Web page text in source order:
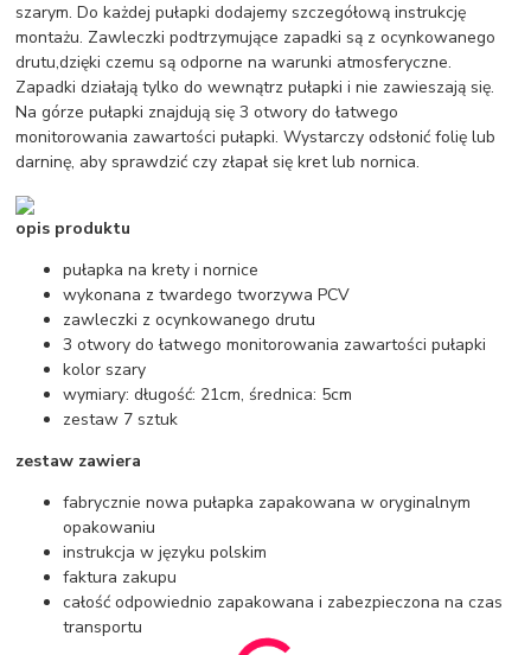
szarym. Do każdej pułapki dodajemy szczegółową instrukcję
montażu. Zawleczki podtrzymujące zapadki są z ocynkowanego
drutu,dzięki czemu są odporne na warunki atmosferyczne.
Zapadki działają tylko do wewnątrz pułapki i nie zawieszają się.
Na górze pułapki znajdują się 3 otwory do łatwego
monitorowania zawartości pułapki. Wystarczy odsłonić folię lub
darninę, aby sprawdzić czy złapał się kret lub nornica.
opis produktu
pułapka na krety i nornice
wykonana z twardego tworzywa PCV
zawleczki z ocynkowanego drutu
3 otwory do łatwego monitorowania zawartości pułapki
kolor szary
wymiary: długość: 21cm, średnica: 5cm
zestaw 7 sztuk
zestaw zawiera
fabrycznie nowa pułapka zapakowana w oryginalnym
opakowaniu
instrukcja w języku polskim
faktura zakupu
całość odpowiednio zapakowana i zabezpieczona na czas
transportu